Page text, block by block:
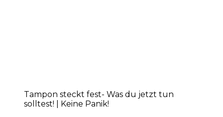
Tampon steckt fest- Was du jetzt tun
solltest! | Keine Panik!